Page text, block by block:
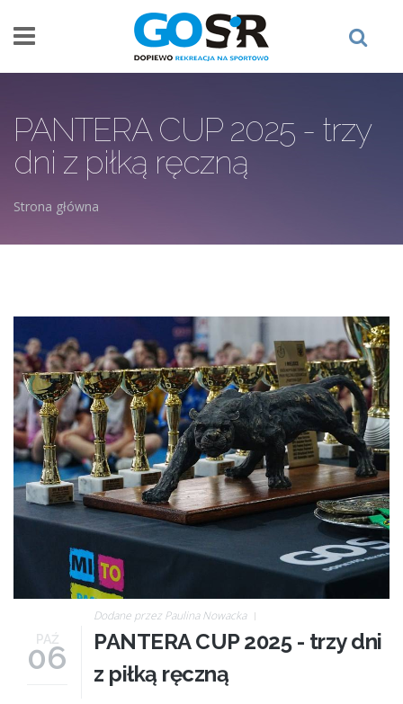
PANTERA CUP 2025 - trzy
dni z piłką ręczną
Strona główna
PAŹ
06
Dodane przez Paulina Nowacka
PANTERA CUP 2025 - trzy dni
z piłką ręczną